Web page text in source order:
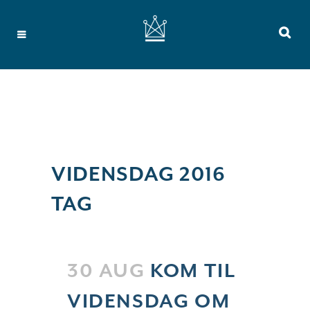
VIDENSDAG 2016
TAG
30 AUG KOM TIL
VIDENSDAG OM